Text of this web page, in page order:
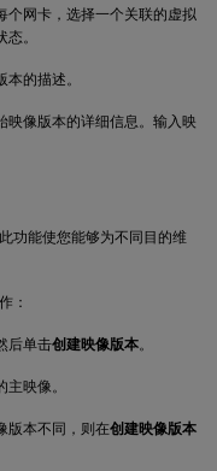
个网卡，选择一个关联的虚拟
。
的描述。
映像版本的详细信息。输入映
功能使您能够为不同目的维
：
后单击创建映像版本。
映像。
版本不同，则在创建映像版本